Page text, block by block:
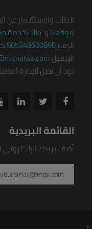
الطلب والاستفسار عن
موقعناو"طلب خدمة
الرقم905348600896
الإيميل
تود أن تصل للإدارة
القائمة البريدية
أضف بريدك الإلكتروني